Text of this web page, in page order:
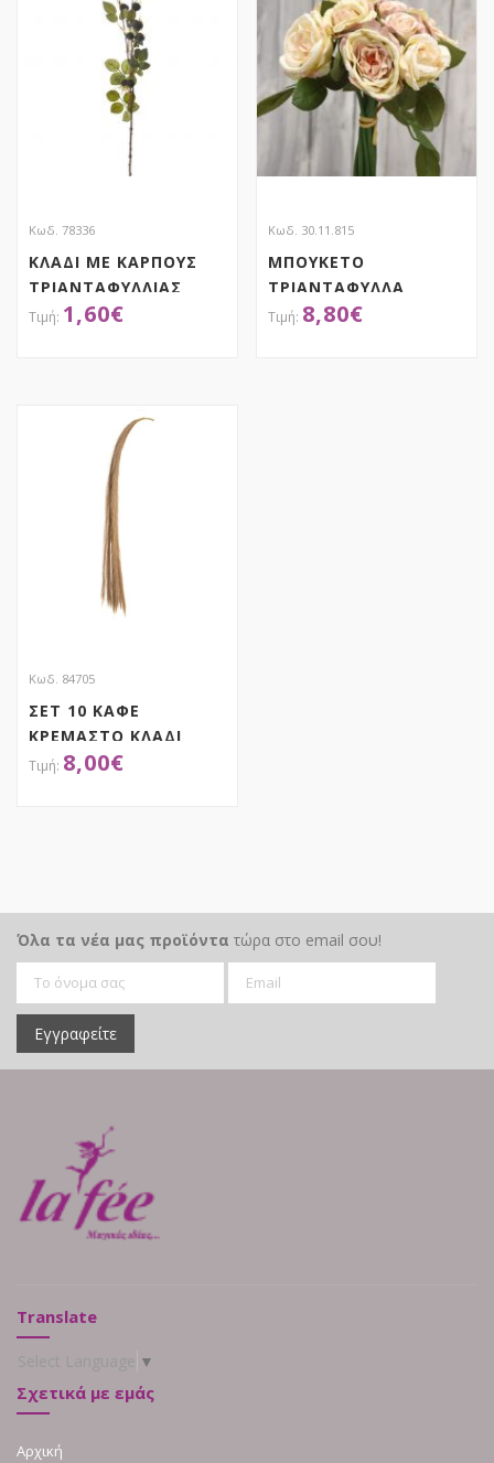
Κωδ. 78336
ΚΛΑΔΙ ΜΕ ΚΑΡΠΟΥΣ
ΤΡΙΑΝΤΑΦΥΛΛΙΑΣ
82EK1,60€
Κωδ. 30.11.815
ΜΠΟΥΚΕΤΟ
ΤΡΙΑΝΤΑΦΥΛΛΑ
Σ.ΜΗΛΟ
8,80€
Κωδ. 84705
ΣΕΤ 10 ΚΑΦΕ
ΚΡΕΜΑΣΤΟ ΚΛΑΔΙ
PAMPAS 115ΕΚ
8,00€
Όλα τα νέα μας προϊόντα τώρα στο email σου!
Εγγραφείτε
Translate
▼
Σχετικά με εμάς
Αρχική